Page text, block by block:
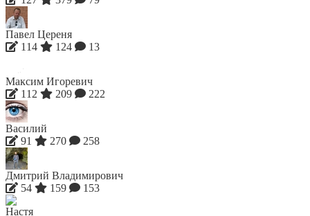
Павел Цереня
114
124 13
Максим Игоревич
112
209 222
Василий
91
270 258
Дмитрий Владимирович
54
159 153